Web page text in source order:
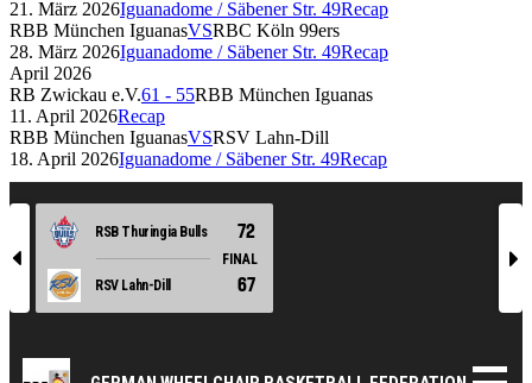
21. März 2026Iguanadome / Säbener Str. 49Recap
RBB München IguanasVSRBC Köln 99ers
28. März 2026Iguanadome / Säbener Str. 49Recap
April 2026
RB Zwickau e.V.61 - 55RBB München Iguanas
11. April 2026Recap
RBB München IguanasVSRSV Lahn-Dill
18. April 2026Iguanadome / Säbener Str. 49Recap